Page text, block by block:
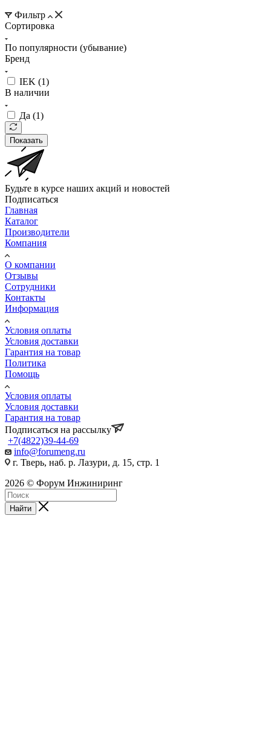
Фильтр
Сортировка
По популярности (убывание)
Бренд
IEK (1)
В наличии
Да (1)
Показать
Будьте в курсе наших акций и новостей
Подписаться
Главная
Каталог
Производители
Компания
О компании
Отзывы
Сотрудники
Контакты
Информация
Условия оплаты
Условия доставки
Гарантия на товар
Политика
Помощь
Условия оплаты
Условия доставки
Гарантия на товар
Подписаться на рассылку
+7(4822)39-44-69
info@forumeng.ru
г. Тверь, наб. р. Лазури, д. 15, стр. 1
2026 © Форум Инжиниринг
Найти